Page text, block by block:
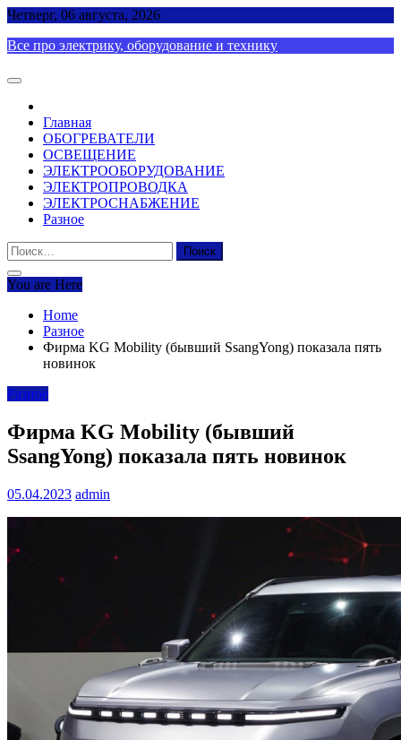
Skip
content
Четверг, 06 августа, 2026
Все про электрику, оборудование и технику
Главная
ОБОГРЕВАТЕЛИ
ОСВЕЩЕНИЕ
ЭЛЕКТРООБОРУДОВАНИЕ
ЭЛЕКТРОПРОВОДКА
ЭЛЕКТРОСНАБЖЕНИЕ
Разное
Найти:
You are Here
Home
Разное
Фирма KG Mobility (бывший SsangYong) показала пять
новинок
Разное
Фирма KG Mobility (бывший
SsangYong) показала пять новинок
05.04.2023 admin